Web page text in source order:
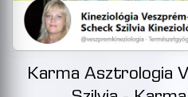
Karma Asztrologia